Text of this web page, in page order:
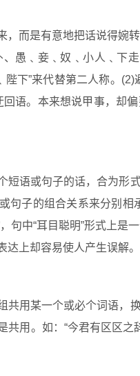
，而是有意地把话说得婉
愚﹑妾﹑奴﹑小人﹑下
陛下”来代替第二人称。
回语。本来想说甲事，却
短语或句子的话，合为形
句子的组合关系来分别
句中“耳目聪明”形式上是
上却容易使人产生误解。
共用某一个或必个词语，
用。如：“今君有区区之